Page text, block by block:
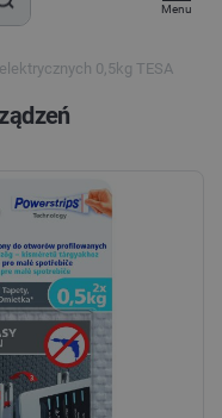
Menu
0,5kg TESA